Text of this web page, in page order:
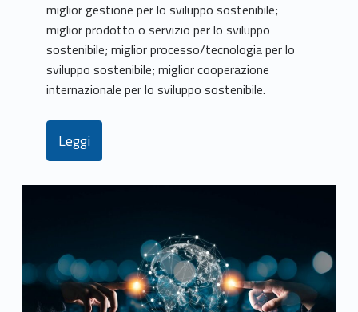
miglior gestione per lo sviluppo sostenibile;
miglior prodotto o servizio per lo sviluppo
sostenibile; miglior processo/tecnologia per lo
sviluppo sostenibile; miglior cooperazione
internazionale per lo sviluppo sostenibile.
Leggi